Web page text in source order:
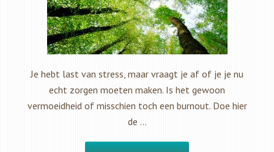
Je hebt last van stress, maar vraagt je af of je je nu
echt zorgen moeten maken. Is het gewoon
vermoeidheid of misschien toch een burnout. Doe hier
de …